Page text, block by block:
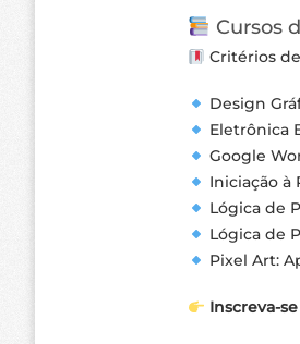
Cursos
Critérios
Design
Eletrônica
Google
Iniciação à
Lógica de
Lógica de
Pixel Art:
Inscreva-